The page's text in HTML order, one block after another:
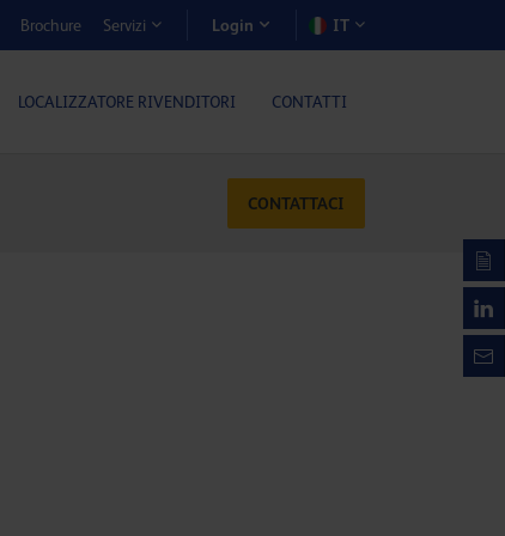
Brochure Servizi Login IT
LOCALIZZATORE RIVENDITORI CONTATTI
CONTATTACI